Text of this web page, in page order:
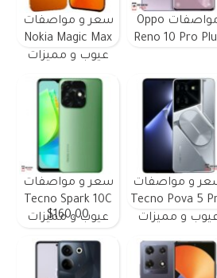
مواصفات Oppo
Reno 10 Pro
سعر و مواصفات
Nokia Magic Max
عيوب و مميزات
و مواصفات
Tecno Pova 5
و مميزات
سعر و مواصفات
Tecno Spark 10C
عيوب و مميزات
$160.00